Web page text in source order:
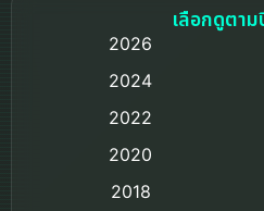
Based on a True
เลือกดูตา
2026
2024
2022
2020
2018